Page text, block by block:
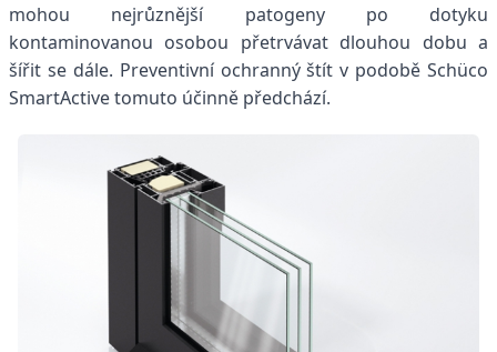
mohou nejrůznější patogeny po dotyku
kontaminovanou osobou přetrvávat dlouhou dobu a
šířit se dále. Preventivní ochranný štít v podobě Schüco
SmartActive tomuto účinně předchází.